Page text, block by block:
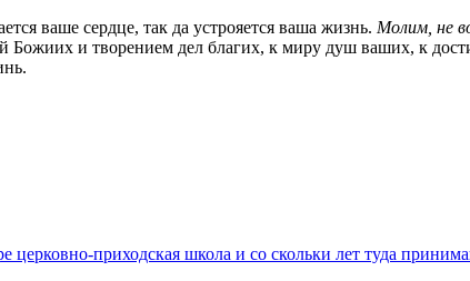
ваше сердце, так да устрояется ваша жизнь. Молим, не
и творением дел благих, к миру душ ваших, к
церковно-приходская школа и со скольки лет туда